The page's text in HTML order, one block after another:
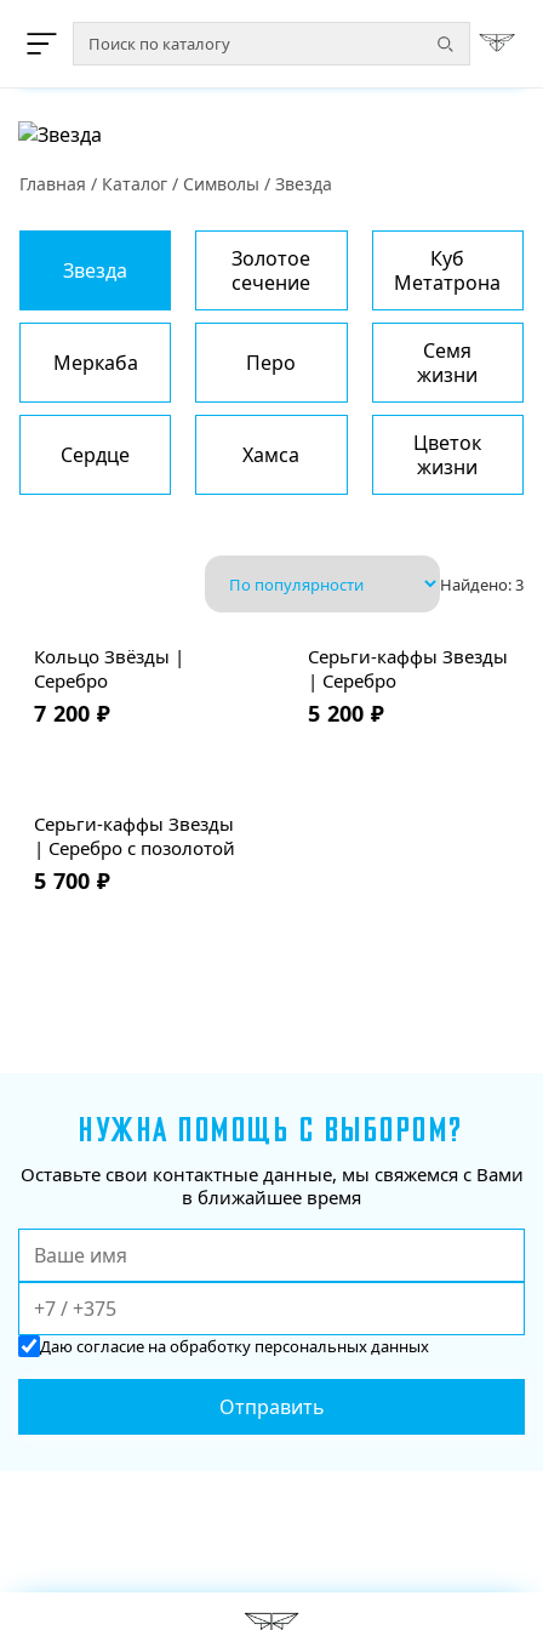
Главная / Каталог / Символы / Звезда
Звезда
Золотое
сечение
Куб
Метатрона
Меркаба Перо
Семя
жизни
Сердце Хамса
Цветок
жизни
Найдено:3
Кольцо Звёзды |
Серебро
7 200 ₽
Серьги-каффы Звезды
| Серебро
5 200 ₽
Серьги-каффы Звезды
| Серебро с позолотой
5 700 ₽
НУЖНА ПОМОЩЬ С ВЫБОРОМ?
Оставьте свои контактные данные, мы свяжемся с Вами
в ближайшее время
Даюсогласие на обработку персональных данных